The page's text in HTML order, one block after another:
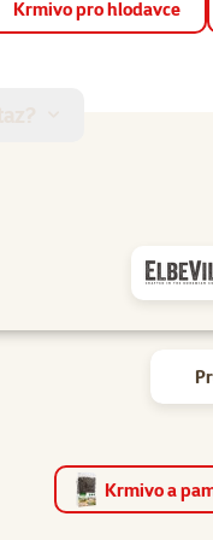
Krmivo pro hlodavce
Krmivo a